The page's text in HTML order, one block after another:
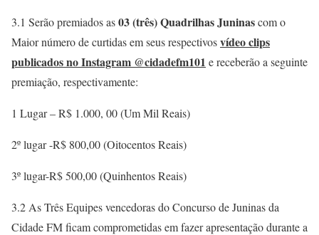
3.1 Serão premiados as03 (três) Quadrilhas Juninascom o
Maior número de curtidas em seus respectivosvídeo clips
publicados no Instagram @cidadefm101 e receberão a seguinte
premiação, respectivamente:
1 Lugar – R$ 1.000, 00 (Um Mil Reais)
2º lugar -R$ 800,00 (Oitocentos Reais)
3º lugar-R$ 500,00 (Quinhentos Reais)
3.2 As Três Equipes vencedoras do Concurso de Juninas da
Cidade FM ficam comprometidas em fazer apresentação durante a